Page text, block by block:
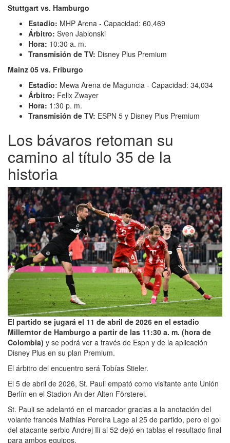
Stuttgart vs. Hamburgo
Estadio: MHP Arena - Capacidad: 60,469
Árbitro: Sven Jablonski
Hora: 10:30 a. m.
Transmisión de TV: Disney Plus Premium
Mainz 05 vs. Friburgo
Estadio: Mewa Arena de Maguncia - Capacidad: 34,034
Árbitro: Felix Zwayer
Hora: 1:30 p. m.
Transmisión de TV: ESPN 5 y Disney Plus Premium
Los bávaros retoman su
camino al título 35 de la
historia
El partido se jugará el 11 de abril de 2026 en el estadio
Millerntor de Hamburgo a partir de las 11:30 a. m. (hora de
Colombia) y se podrá ver a través de Espn y de la aplicación
Disney Plus en su plan Premium.
El árbitro del encuentro será Tobías Stieler.
El 5 de abril de 2026, St. Pauli empató como visitante ante Unión
Berlín en el Stadion An der Alten Försterei.
St. Pauli se adelantó en el marcador gracias a la anotación del
volante francés Mathias Pereira Lage al 25 de partido, pero el gol
del atacante serbio Andrej Ili al 52 dejó en tablas el resultado final
para ambos equipos.